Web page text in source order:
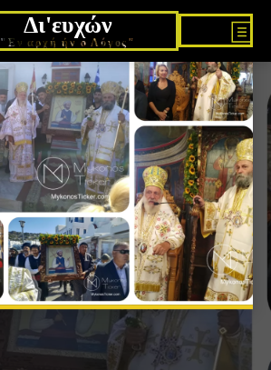
Δι'ευχών
"Εν αρχή ήν ο Λόγος"